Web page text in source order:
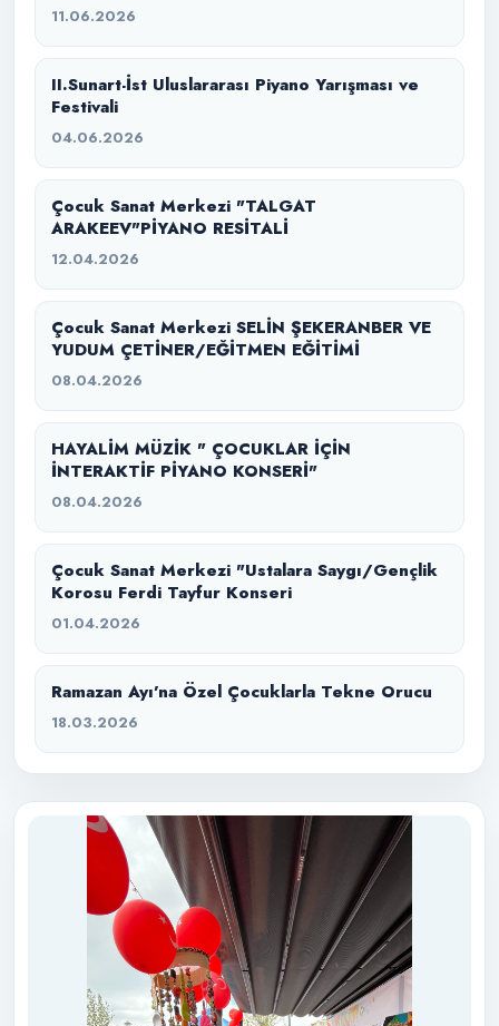
11.06.2026
II.Sunart-İst Uluslararası Piyano Yarışması ve
Festivali
04.06.2026
Çocuk Sanat Merkezi "TALGAT
ARAKEEV"PİYANO RESİTALİ
12.04.2026
Çocuk Sanat Merkezi SELİN ŞEKERANBER VE
YUDUM ÇETİNER/EĞİTMEN EĞİTİMİ
08.04.2026
HAYALİM MÜZİK " ÇOCUKLAR İÇİN
İNTERAKTİF PİYANO KONSERİ"
08.04.2026
Çocuk Sanat Merkezi "Ustalara Saygı/Gençlik
Korosu Ferdi Tayfur Konseri
01.04.2026
Ramazan Ayı’na Özel Çocuklarla Tekne Orucu
18.03.2026